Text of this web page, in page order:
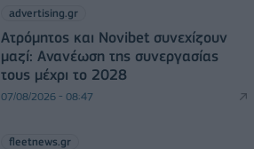
advertising.gr
Ατρόμητος και Novibet συνεχίζουν
μαζί: Ανανέωση της συνεργασίας
τους μέχρι το 2028
07/08/2026 - 08:47
fleetnews.gr